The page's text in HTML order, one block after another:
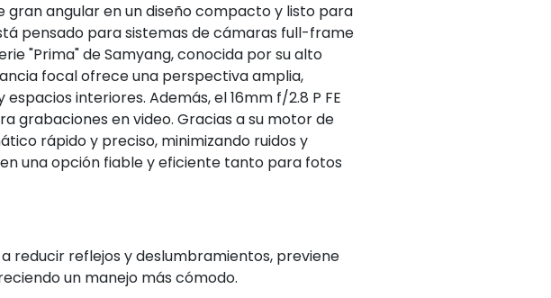
angular en un diseño compacto y listo para
pensado para sistemas de cámaras full-frame
"Prima" de Samyang, conocida por su alto
focal ofrece una perspectiva amplia,
interiores. Además, el 16mm f/2.8 P FE
grabaciones en video. Gracias a su motor de
rápido y preciso, minimizando ruidos y
una opción fiable y eficiente tanto para fotos
reducir reflejos y deslumbramientos, previene
un manejo más cómodo.